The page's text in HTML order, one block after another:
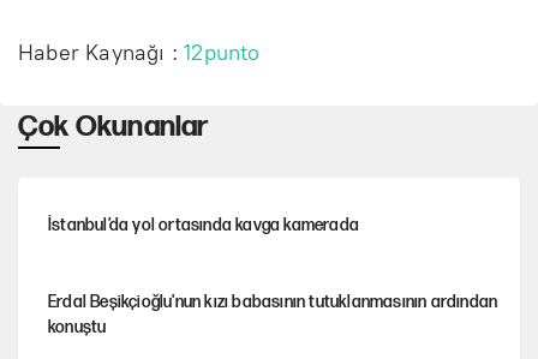
Haber Kaynağı :12punto
Çok Okunanlar
İstanbul’da yol ortasında kavga kamerada
Erdal Beşikçioğlu'nun kızı babasının tutuklanmasının ardından
konuştu